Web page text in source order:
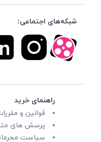
شبکه‌های اجتماعی:
راهنمای خرید
قوانین و
پرسش های
سیاست